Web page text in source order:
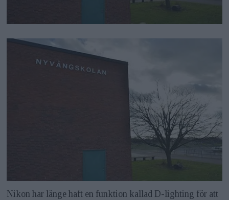
Nikon har länge haft en funktion kallad D-lighting för att